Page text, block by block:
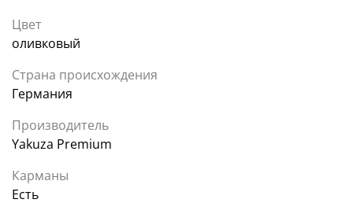
Цвет
оливковый
Страна происхождения
Германия
Производитель
Yakuza Premium
Карманы
Есть